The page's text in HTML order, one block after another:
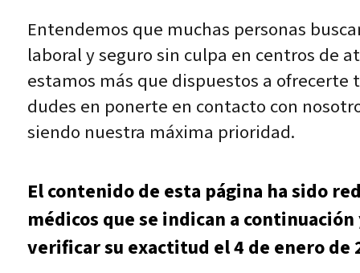
Entendemos que muchas personas
laboral y seguro sin culpa en centros de
estamos más que dispuestos a
dudes en ponerte en contacto con
siendo nuestra máxima prioridad.
El contenido de esta página ha sido
médicos que se indican a
verificar su exactitud el 4 de enero de